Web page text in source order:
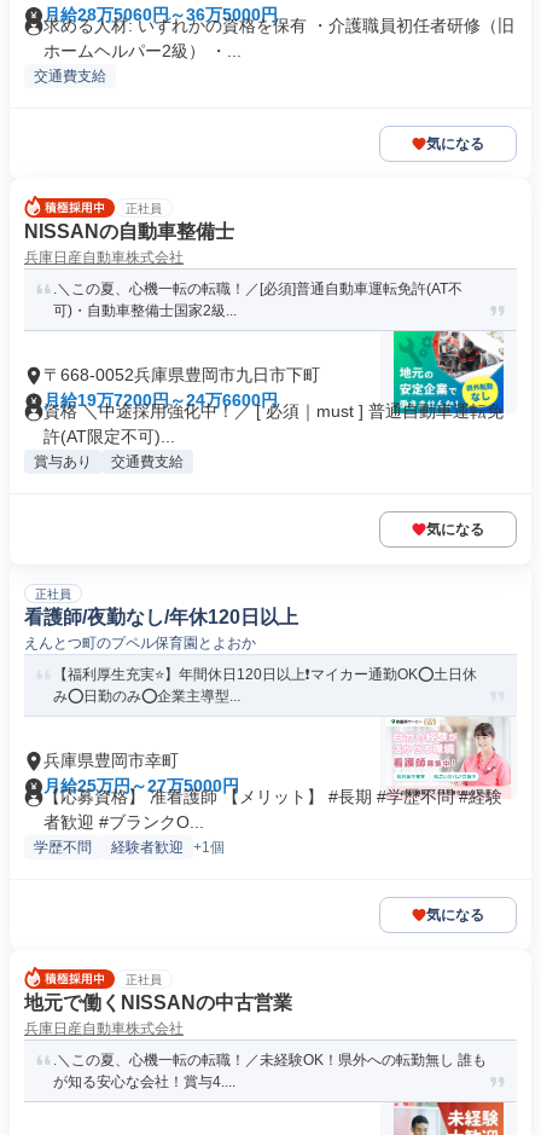
月給28万5060円～36万5000円
求める人材: いずれかの資格を保有 ・介護職員初任者研修（旧
ホームヘルパー2級） ・...
交通費支給
気になる
正社員
NISSANの自動車整備士
兵庫日産自動車株式会社
.＼この夏、心機一転の転職！／[必須]普通自動車運転免許(AT不
可)・自動車整備士国家2級...
〒668-0052兵庫県豊岡市九日市下町
月給19万7200円～24万6600円
資格 ＼中途採用強化中！／ [ 必須｜must ] 普通自動車運転免
許(AT限定不可)...
賞与あり 交通費支給
気になる
正社員
看護師/夜勤なし/年休120日以上
えんとつ町のプペル保育園とよおか
【福利厚生充実⭐】年間休日120日以上❗️マイカー通勤OK⭕土日休
み⭕日勤のみ⭕企業主導型...
兵庫県豊岡市幸町
月給25万円～27万5000円
【応募資格】 准看護師 【メリット】 #長期 #学歴不問 #経験
者歓迎 #ブランクO...
学歴不問 経験者歓迎 +1個
気になる
正社員
地元で働くNISSANの中古営業
兵庫日産自動車株式会社
.＼この夏、心機一転の転職！／未経験OK！県外への転勤無し 誰も
が知る安心な会社！賞与4....